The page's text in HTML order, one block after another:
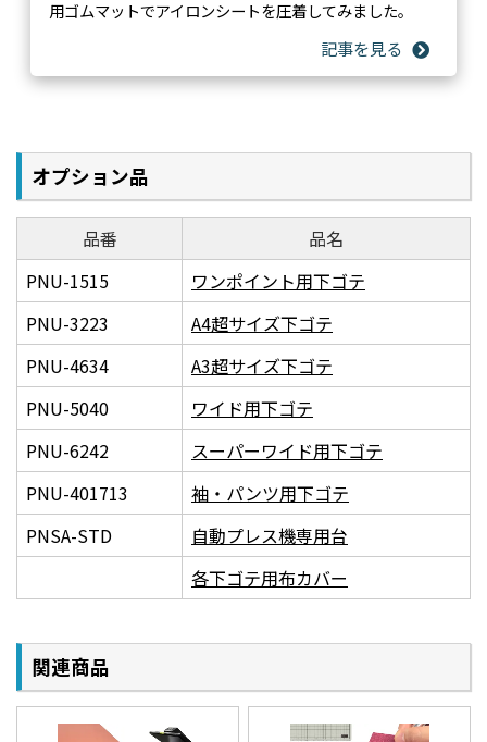
用ゴムマットでアイロンシートを圧着してみました。
オプション品
品番
品名
PNU-1515
ワンポイント用下ゴテ
PNU-3223
A4超サイズ下ゴテ
PNU-4634
A3超サイズ下ゴテ
PNU-5040
ワイド用下ゴテ
PNU-6242
スーパーワイド用下ゴテ
PNU-401713
袖・パンツ用下ゴテ
PNSA-STD
自動プレス機専用台
各下ゴテ用布カバー
関連商品